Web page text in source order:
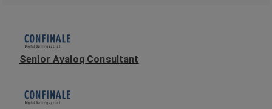
Senior Avaloq Consultant